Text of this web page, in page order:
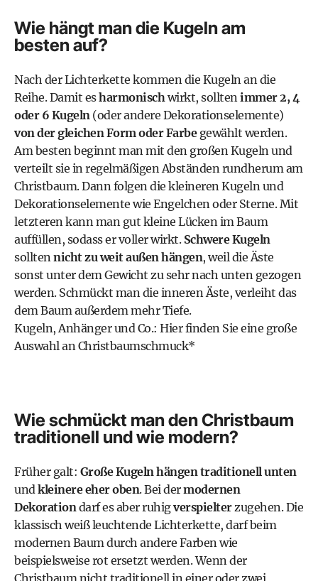
Wie hängt man die Kugeln am
besten auf?
Nach der Lichterkette kommen die Kugeln an die
Reihe. Damit esharmonisch wirkt, sollten immer 2, 4
oder 6 Kugeln (oder andere Dekorationselemente)
von der gleichen Form oder Farbegewählt werden.
Am besten beginnt man mit den großen Kugeln und
verteilt sie in regelmäßigen Abständen rundherum am
Christbaum. Dann folgen die kleineren Kugeln und
Dekorationselemente wie Engelchen oder Sterne. Mit
letzteren kann man gut kleine Lücken im Baum
auffüllen, sodass er voller wirkt. Schwere Kugeln
sollten nicht zu weit außen hängen, weil die Äste
sonst unter dem Gewicht zu sehr nach unten gezogen
werden. Schmückt man die inneren Äste, verleiht das
dem Baum außerdem mehr Tiefe.
Kugeln, Anhänger und Co.: Hier finden Sie eine große
Auswahl an Christbaumschmuck*
Wie schmückt man den Christbaum
traditionell und wie modern?
Früher galt: Große Kugeln hängen traditionell unten
und kleinere eher oben. Bei dermodernen
Dekoration darf es aber ruhigverspielterzugehen. Die
klassisch weiß leuchtende Lichterkette, darf beim
modernen Baum durch andere Farben wie
beispielsweise rot ersetzt werden. Wenn der
Christbaum nicht traditionell in einer oder zwei